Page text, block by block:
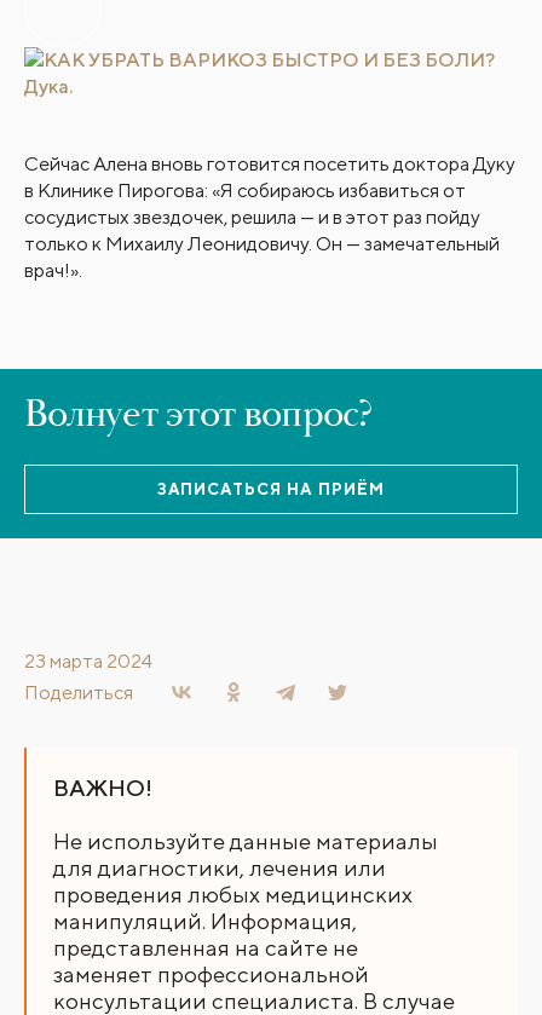
Сейчас Алена вновь готовится посетить доктора Дуку
в Клинике Пирогова: «Я собираюсь избавиться от
сосудистых звездочек, решила — и в этот раз пойду
только к Михаилу Леонидовичу. Он — замечательный
врач!».
Волнует этот вопрос?
ЗАПИСАТЬСЯ НА ПРИЁМ
23 марта 2024
Поделиться
ВАЖНО!
Не используйте данные материалы
для диагностики, лечения или
проведения любых медицинских
манипуляций. Информация,
представленная на сайте не
заменяет профессиональной
консультации специалиста. В случае